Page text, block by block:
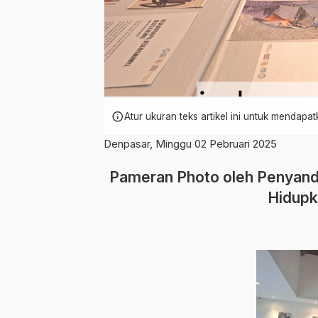
infoAtur ukuran teks artikel ini untuk
Denpasar, Minggu 02 Pebruari 2025
Pameran Photo oleh